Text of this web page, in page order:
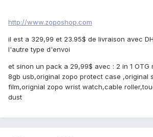
http://www.zoposhop.com
il est a 329,99 et 23.95$ de livraison avec
l'autre type d'envoi
et sinon un pack a 29,99$ avec : 2 in 1 OTG
8gb usb,original zopo protect case ,original
film,orignial zopo wrist watch,cable
dust